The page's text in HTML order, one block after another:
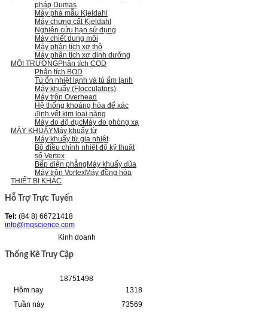
pháp Dumas
Máy phá mẫu Kjeldahl
Máy chưng cất Kjeldahl
Nghiên cứu hạn sử dụng
Máy chiết dung môi
Máy phân tích xơ thô
Máy phân tích xơ dinh dưỡng
MÔI TRƯỜNGPhân tích COD
Phân tích BOD
Tủ ổn nhiệt lạnh và tủ ấm lạnh
Máy khuấy (Flocculators)
Máy trộn Overhead
Hệ thống khoáng hóa để xác
định vết kim loại nặng
Máy đo độ đụcMáy đo phóng xạ
MÁY KHUẤYMáy khuấy từ
Máy khuấy từ gia nhiệt
Bộ điều chỉnh nhiệt độ kỹ thuật
số Vertex
Bếp điện phẳng Máy khuấy đũa
Máy trộn VortexMáy đồng hóa
THIẾT BỊ KHÁC
Hỗ Trợ Trực Tuyến
Tel: (84 8) 66721418
info@mqscience.com
Kinh doanh
Thống Kê Truy Cập
18751498
Hôm nay
Tuần này
1318
73569